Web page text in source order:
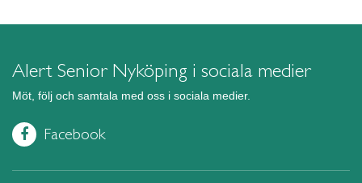
Alert Senior Nyköping i sociala medier
Möt, följ och samtala med oss i sociala medier.
Facebook